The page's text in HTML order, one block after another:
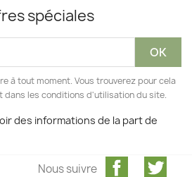
spéciales
à tout moment. Vous trouverez pour cela
dans les conditions d'utilisation du site.
des informations de la part de
Facebook
Nous suivre